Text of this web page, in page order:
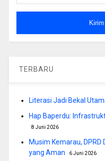
TERBARU
Literasi Jadi Bekal
Hap Baperdu:
8 Juni 2026
Musim Kemarau,
yang Aman
6 Juni 2026